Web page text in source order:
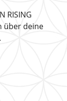
RISING
über deine